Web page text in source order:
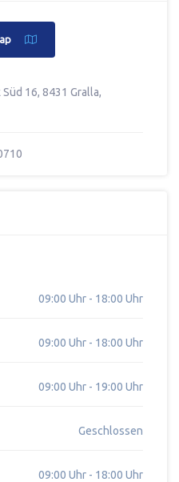
16, 8431 Gralla,
09:00 Uhr - 18:00 Uhr
09:00 Uhr - 18:00 Uhr
09:00 Uhr - 19:00 Uhr
Geschlossen
09:00 Uhr - 18:00 Uhr